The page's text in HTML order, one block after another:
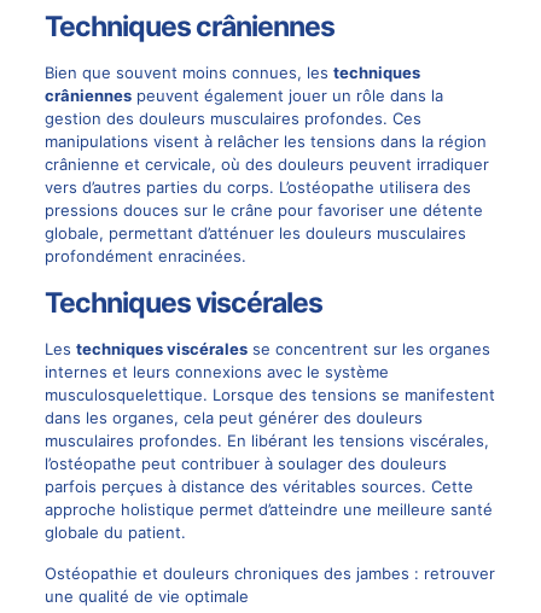
Techniques crâniennes
Bien que souvent moins connues, les techniques
crâniennespeuvent également jouer un rôle dans la
gestion des douleurs musculaires profondes. Ces
manipulations visent à relâcher les tensions dans la région
crânienne et cervicale, où des douleurs peuvent irradiquer
vers d’autres parties du corps. L’ostéopathe utilisera des
pressions douces sur le crâne pour favoriser une détente
globale, permettant d’atténuer les douleurs musculaires
profondément enracinées.
Techniques viscérales
Les techniques viscéralesse concentrent sur les organes
internes et leurs connexions avec le système
musculosquelettique. Lorsque des tensions se manifestent
dans les organes, cela peut générer des douleurs
musculaires profondes. En libérant les tensions viscérales,
l’ostéopathe peut contribuer à soulager des douleurs
parfois perçues à distance des véritables sources. Cette
approche holistique permet d’atteindre une meilleure santé
globale du patient.
Ostéopathie et douleurs chroniques des jambes : retrouver
une qualité de vie optimale